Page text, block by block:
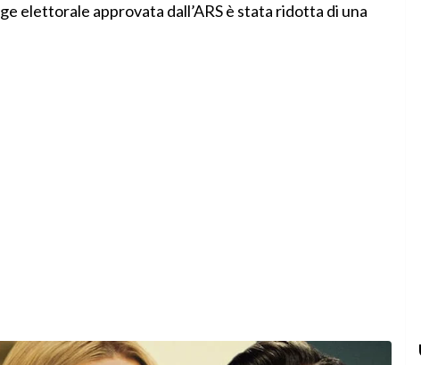
elettorale approvata dall’ARS è stata ridotta di una